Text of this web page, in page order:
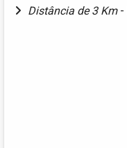
Distância de 3 Km -